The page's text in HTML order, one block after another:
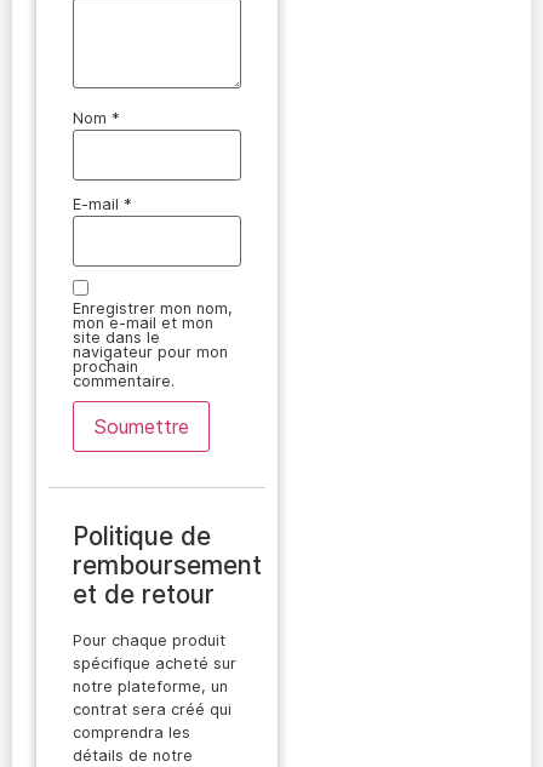
Nom *
E-mail *
Enregistrer mon nom,
mon e-mail et mon
site dans le
navigateur pour mon
prochain
commentaire.
Politique de
remboursement
et de retour
Pour chaque produit
spécifique acheté sur
notre plateforme, un
contrat sera créé qui
comprendra les
détails de notre